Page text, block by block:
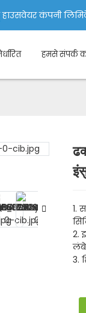
हाउसवेयर कंपनी
हमसे संपर्क
1.
2.
लंबे
3.